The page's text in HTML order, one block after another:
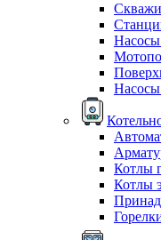
Насосы
Насосы
Котлы
Котлы